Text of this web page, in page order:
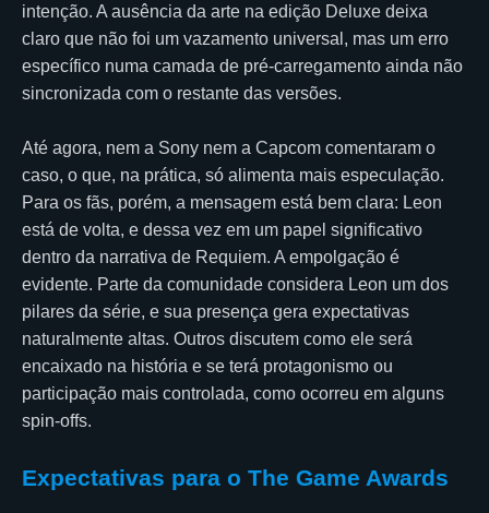
intenção. A ausência da arte na edição Deluxe deixa
claro que não foi um vazamento universal, mas um erro
específico numa camada de pré-carregamento ainda não
sincronizada com o restante das versões.
Até agora, nem a Sony nem a Capcom comentaram o
caso, o que, na prática, só alimenta mais especulação.
Para os fãs, porém, a mensagem está bem clara: Leon
está de volta, e dessa vez em um papel significativo
dentro da narrativa de Requiem. A empolgação é
evidente. Parte da comunidade considera Leon um dos
pilares da série, e sua presença gera expectativas
naturalmente altas. Outros discutem como ele será
encaixado na história e se terá protagonismo ou
participação mais controlada, como ocorreu em alguns
spin-offs.
Expectativas para o The Game Awards